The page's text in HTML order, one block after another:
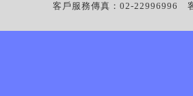
客戶服務傳真：02-22996996